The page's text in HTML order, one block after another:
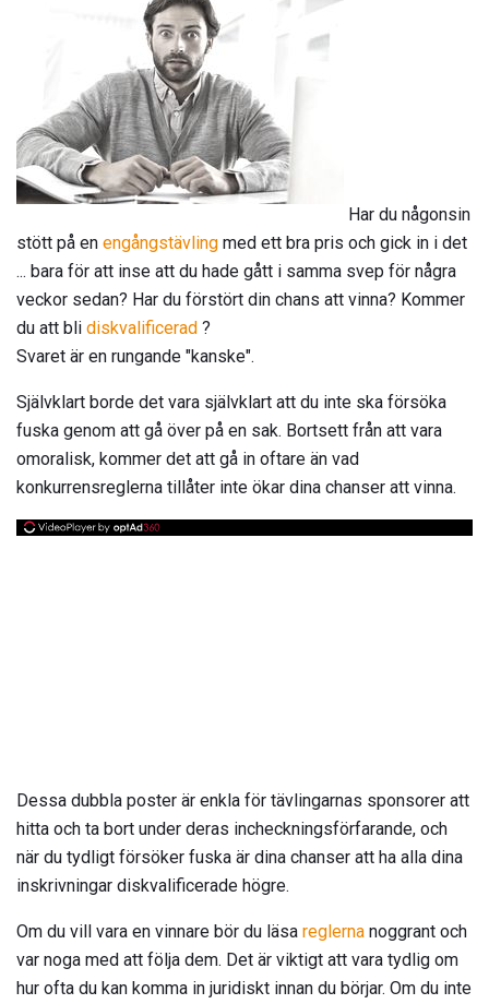
Har du någonsin
stött på en engångstävling med ett bra pris och gick in i det
... bara för att inse att du hade gått i samma svep för några
veckor sedan? Har du förstört din chans att vinna? Kommer
du att bli diskvalificerad ?
Svaret är en rungande "kanske".
Självklart borde det vara självklart att du inte ska försöka
fuska genom att gå över på en sak. Bortsett från att vara
omoralisk, kommer det att gå in oftare än vad
konkurrensreglerna tillåter inte ökar dina chanser att vinna.
Dessa dubbla poster är enkla för tävlingarnas sponsorer att
hitta och ta bort under deras incheckningsförfarande, och
när du tydligt försöker fuska är dina chanser att ha alla dina
inskrivningar diskvalificerade högre.
Om du vill vara en vinnare bör du läsa reglerna noggrant och
var noga med att följa dem. Det är viktigt att vara tydlig om
hur ofta du kan komma in juridiskt innan du börjar. Om du inte